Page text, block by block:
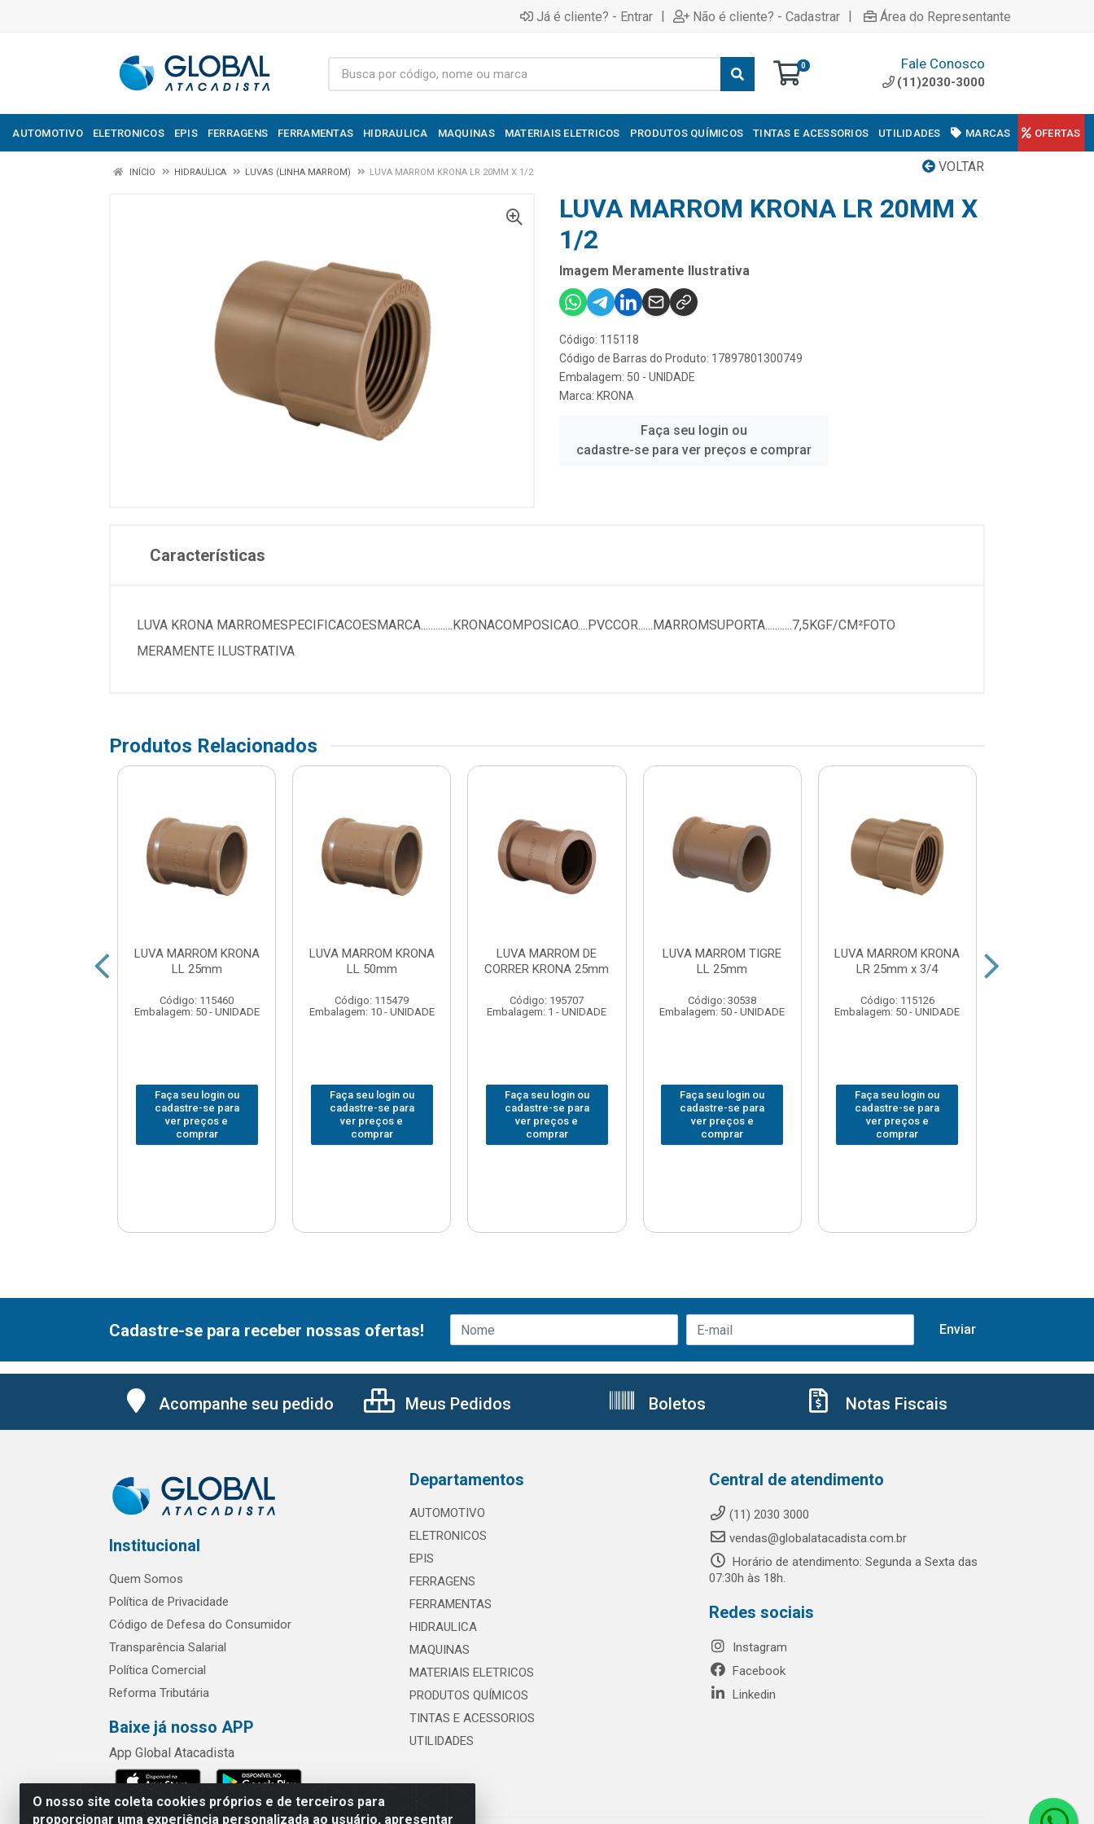
Já é cliente? - Entrar | Não é cliente? - Cadastrar | Área do Representante
0 Fale Conosco
(11)2030-3000
AUTOMOTIVO ELETRONICOS EPIS FERRAGENS FERRAMENTAS HIDRAULICA MAQUINAS MATERIAIS ELETRICOS PRODUTOS QUÍMICOS TINTAS E ACESSORIOS UTILIDADES MARCAS OFERTAS
VOLTAR
INÍCIO HIDRAULICA LUVAS (LINHA MARROM) LUVA MARROM KRONA LR 20MM X 1/2
LUVA MARROM KRONA LR 20MM X
1/2
Imagem Meramente Ilustrativa
Código: 115118
Código de Barras do Produto: 17897801300749
Embalagem: 50 - UNIDADE
Marca: KRONA
Faça seu login ou
cadastre-se para ver preços e comprar
Características
LUVA KRONA MARROMESPECIFICACOESMARCA.............KRONACOMPOSICAO....PVCCOR......MARROMSUPORTA...........7,5KGF/CM²FOTO
MERAMENTE ILUSTRATIVA
Produtos Relacionados
LUVA MARROM KRONA
LL 25mm
Código: 115460
Embalagem: 50 - UNIDADE
Faça seu login ou
cadastre-se para
ver preços e
comprar
LUVA MARROM KRONA
LL 50mm
Código: 115479
Embalagem: 10 - UNIDADE
Faça seu login ou
cadastre-se para
ver preços e
comprar
LUVA MARROM DE
CORRER KRONA 25mm
Código: 195707
Embalagem: 1 - UNIDADE
Faça seu login ou
cadastre-se para
ver preços e
comprar
LUVA MARROM TIGRE
LL 25mm
Código: 30538
Embalagem: 50 - UNIDADE
Faça seu login ou
cadastre-se para
ver preços e
comprar
LUVA MARROM KRONA
LR 25mm x 3/4
Código: 115126
Embalagem: 50 - UNIDADE
Faça seu login ou
cadastre-se para
ver preços e
comprar
O nosso site coleta cookies próprios e de terceiros para
proporcionar uma experiência personalizada ao usuário, apresentar
Cadastre-se para receber nossas ofertas!
Acompanhe seu pedido Meus Pedidos Boletos Notas Fiscais
Institucional
Quem Somos
Política de Privacidade
Código de Defesa do Consumidor
Transparência Salarial
Política Comercial
Reforma Tributária
Baixe já nosso APP
App Global Atacadista
Departamentos
AUTOMOTIVO
ELETRONICOS
EPIS
FERRAGENS
FERRAMENTAS
HIDRAULICA
MAQUINAS
MATERIAIS ELETRICOS
PRODUTOS QUÍMICOS
TINTAS E ACESSORIOS
UTILIDADES
Central de atendimento
(11) 2030 3000
vendas@globalatacadista.com.br
Horário de atendimento: Segunda a Sexta das
07:30h às 18h.
Redes sociais
Instagram
Facebook
Linkedin